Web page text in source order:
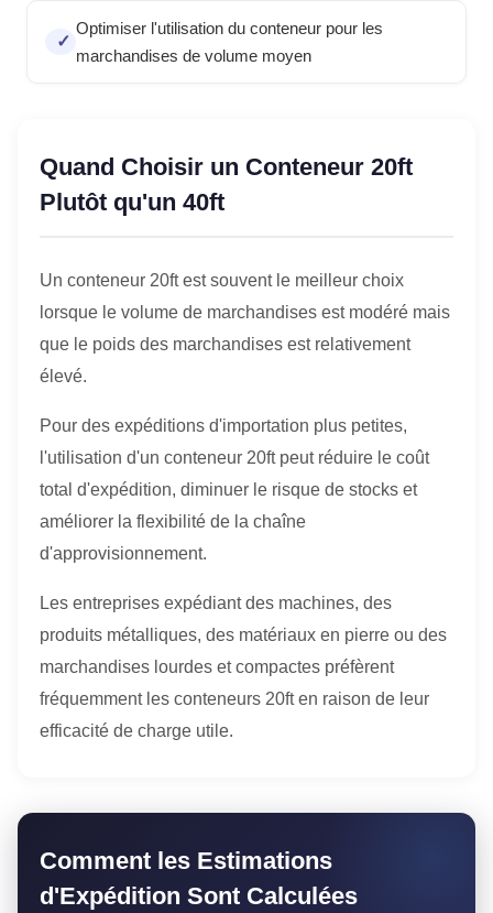
Optimiser l'utilisation du conteneur pour les
marchandises de volume moyen
Quand Choisir un Conteneur 20ft
Plutôt qu'un 40ft
Un conteneur 20ft est souvent le meilleur choix
lorsque le volume de marchandises est modéré mais
que le poids des marchandises est relativement
élevé.
Pour des expéditions d'importation plus petites,
l'utilisation d'un conteneur 20ft peut réduire le coût
total d'expédition, diminuer le risque de stocks et
améliorer la flexibilité de la chaîne
d'approvisionnement.
Les entreprises expédiant des machines, des
produits métalliques, des matériaux en pierre ou des
marchandises lourdes et compactes préfèrent
fréquemment les conteneurs 20ft en raison de leur
efficacité de charge utile.
Comment les Estimations
d'Expédition Sont Calculées